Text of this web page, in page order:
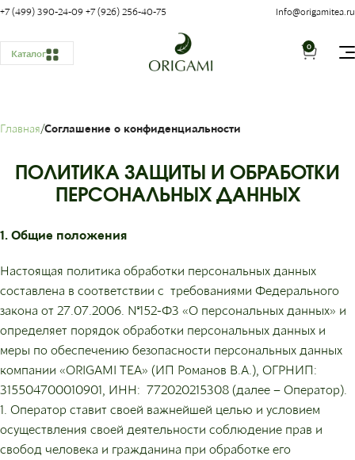
+7 (499) 390-24-09 +7 (926) 256-40-75 Info@origamitea.ru
Каталог
0
Главная Соглашение о конфиденциальности
ПОЛИТИКА ЗАЩИТЫ И ОБРАБОТКИ
ПЕРСОНАЛЬНЫХ ДАННЫХ
1. Общие положения
Настоящая политика обработки персональных данных
составлена в соответствии с требованиями Федерального
закона от 27.07.2006. №152-ФЗ «О персональных данных» и
определяет порядок обработки персональных данных и
меры по обеспечению безопасности персональных данных
компании «ORIGAMI TEA» (ИП Романов В.А.), ОГРНИП:
315504700010901, ИНН: 772020215308 (далее – Оператор).
1. Оператор ставит своей важнейшей целью и условием
осуществления своей деятельности соблюдение прав и
свобод человека и гражданина при обработке его